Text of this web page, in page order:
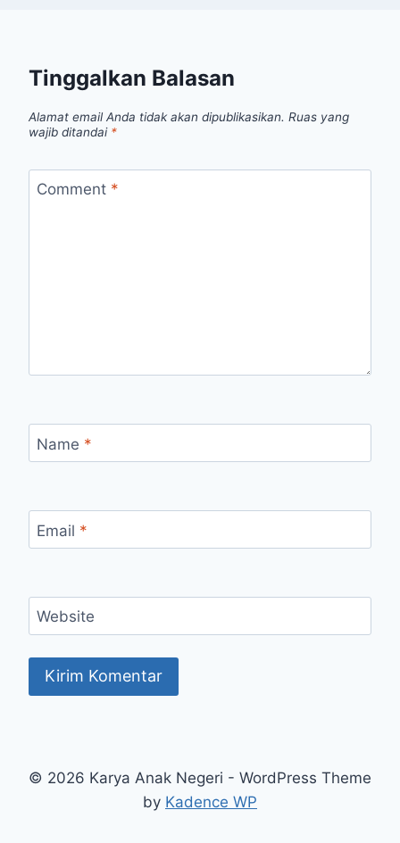
Tinggalkan Balasan
Alamat email Anda tidak akan dipublikasikan. Ruas yang
wajib ditandai *
Comment *
Name *
Email *
Website
© 2026 Karya Anak Negeri - WordPress Theme
by Kadence WP